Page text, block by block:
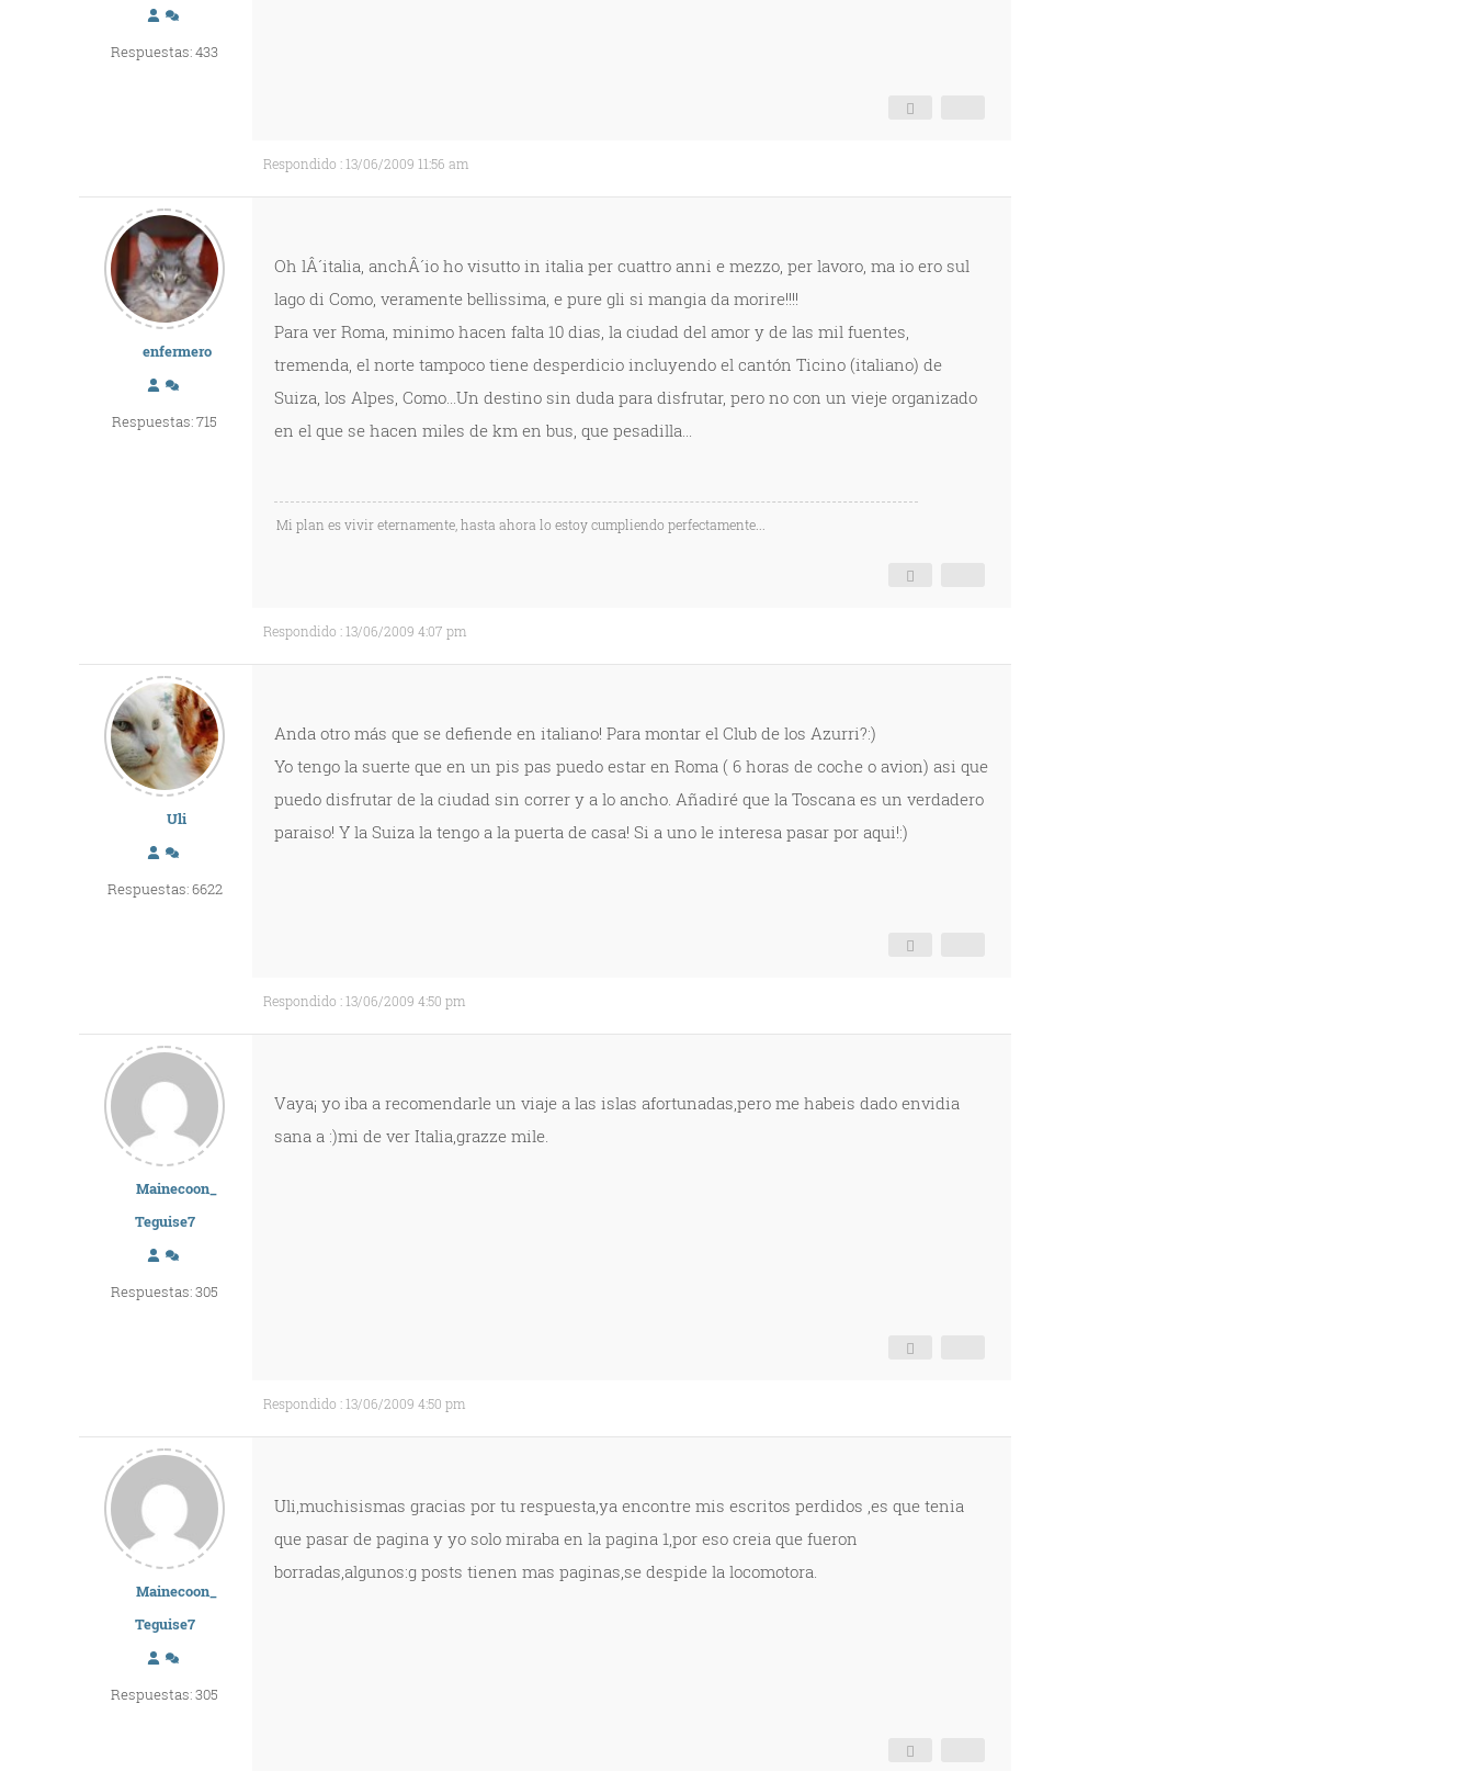
Respuestas: 433
Respondido : 13/06/2009 11:56 am
enfermero
Respuestas: 715
Oh lÂ´italia, anchÂ´io ho visutto in italia per cuattro anni e mezzo, per lavoro, ma io ero sul
lago di Como, veramente bellissima, e pure gli si mangia da morire!!!!
Para ver Roma, minimo hacen falta 10 dias, la ciudad del amor y de las mil fuentes,
tremenda, el norte tampoco tiene desperdicio incluyendo el cantón Ticino (italiano) de
Suiza, los Alpes, Como...Un destino sin duda para disfrutar, pero no con un vieje organizado
en el que se hacen miles de km en bus, que pesadilla...
Mi plan es vivir eternamente, hasta ahora lo estoy cumpliendo perfectamente...
Respondido : 13/06/2009 4:07 pm
Uli
Respuestas: 6622
Anda otro más que se defiende en italiano! Para montar el Club de los Azurri?:)
Yo tengo la suerte que en un pis pas puedo estar en Roma ( 6 horas de coche o avion) asi que
puedo disfrutar de la ciudad sin correr y a lo ancho. Añadiré que la Toscana es un verdadero
paraiso! Y la Suiza la tengo a la puerta de casa! Si a uno le interesa pasar por aqui!:)
Respondido : 13/06/2009 4:50 pm
Mainecoon_
Teguise7
Respuestas: 305
Vaya¡ yo iba a recomendarle un viaje a las islas afortunadas,pero me habeis dado envidia
sana a :)mi de ver Italia,grazze mile.
Respondido : 13/06/2009 4:50 pm
Mainecoon_
Teguise7
Respuestas: 305
Uli,muchisismas gracias por tu respuesta,ya encontre mis escritos perdidos ,es que tenia
que pasar de pagina y yo solo miraba en la pagina 1,por eso creia que fueron
borradas,algunos:g posts tienen mas paginas,se despide la locomotora.